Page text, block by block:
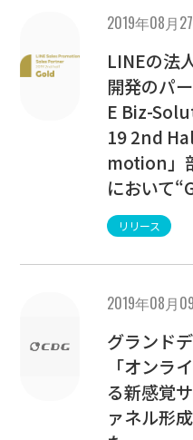
2019年08月
LINEの法
開発のパ
E Biz-
19 2nd
motion」
において
リリース
2019年08月
グランド
「オンラ
る新感覚
ァネル形